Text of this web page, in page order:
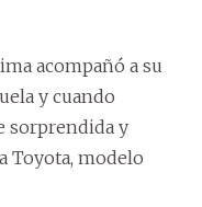
acompañó a su
y cuando
sorprendida y
Toyota, modelo